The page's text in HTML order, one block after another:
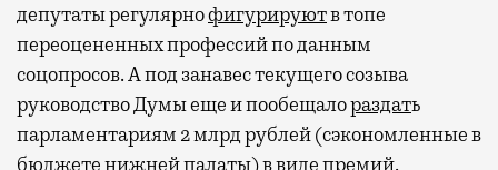
депутаты регулярнофигурируютв топе
переоцененных профессий по данным
соцопросов. А под занавес текущего созыва
руководство Думы еще и пообещалораздать
парламентариям 2 млрд рублей (сэкономленные в
бюджете нижней палаты) в виде премий.